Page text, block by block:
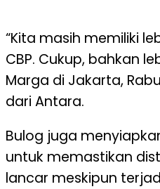
“Kita masih memiliki
CBP. Cukup, bahkan
Marga di Jakarta,
dari Antara.
Bulog juga
untuk memastikan
lancar meskipun